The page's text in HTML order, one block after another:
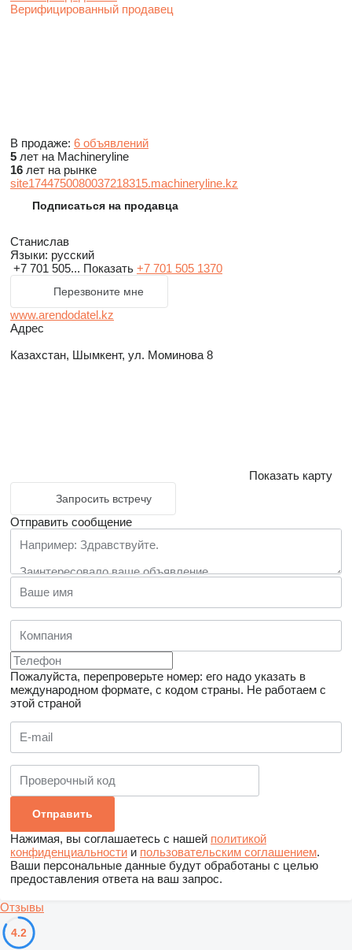
Верифицированный продавец
В продаже: 6 объявлений
5 лет на Machineryline
16 лет на рынке
site1744750080037218315.machineryline.kz
Подписаться на продавца
Станислав
Языки: русский
+7 701 505... Показать +7 701 505 1370
Перезвоните мне
www.arendodatel.kz
Адрес
Казахстан, Шымкент, ул. Моминова 8
Показать карту
Запросить встречу
Отправить сообщение
Пожалуйста, перепроверьте номер: его надо указать в
международном формате, с кодом страны. Не работаем с
этой страной
Нажимая, вы соглашаетесь с нашей политикой
конфиденциальности и пользовательским соглашением.
Ваши персональные данные будут обработаны с целью
предоставления ответа на ваш запрос.
Отзывы
4.2